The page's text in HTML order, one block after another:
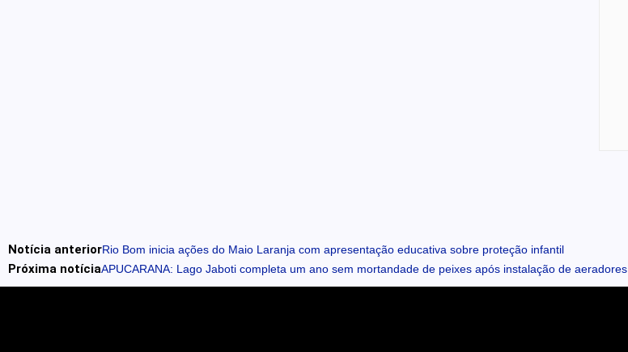
Notícia anteriorRio Bom inicia ações do Maio Laranja com apresentação educativa sobre proteção infantil
Próxima notíciaAPUCARANA: Lago Jaboti completa um ano sem mortandade de peixes após instalação de aeradores